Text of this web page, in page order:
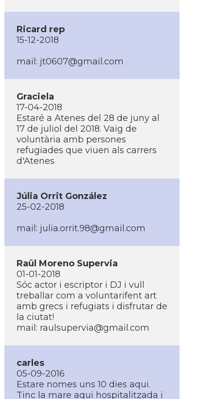
Ricard rep
15-12-2018
mail: jt0607@gmail.com
Graciela
17-04-2018
Estaré a Atenes del 28 de juny al
17 de juliol del 2018. Vaig de
voluntària amb persones
refugiades que viuen als carrers
d'Atenes
Júlia Orrit González
25-02-2018
mail: julia.orrit.98@gmail.com
Raül Moreno Supervia
01-01-2018
Sóc actor i escriptor i DJ i vull
treballar com a voluntarifent art
amb grecs i refugiats i disfrutar de
la ciutat!
mail: raulsupervia@gmail.com
carles
05-09-2016
Estare nomes uns 10 dies aqui.
Tinc la mare aqui hospitalitzada i